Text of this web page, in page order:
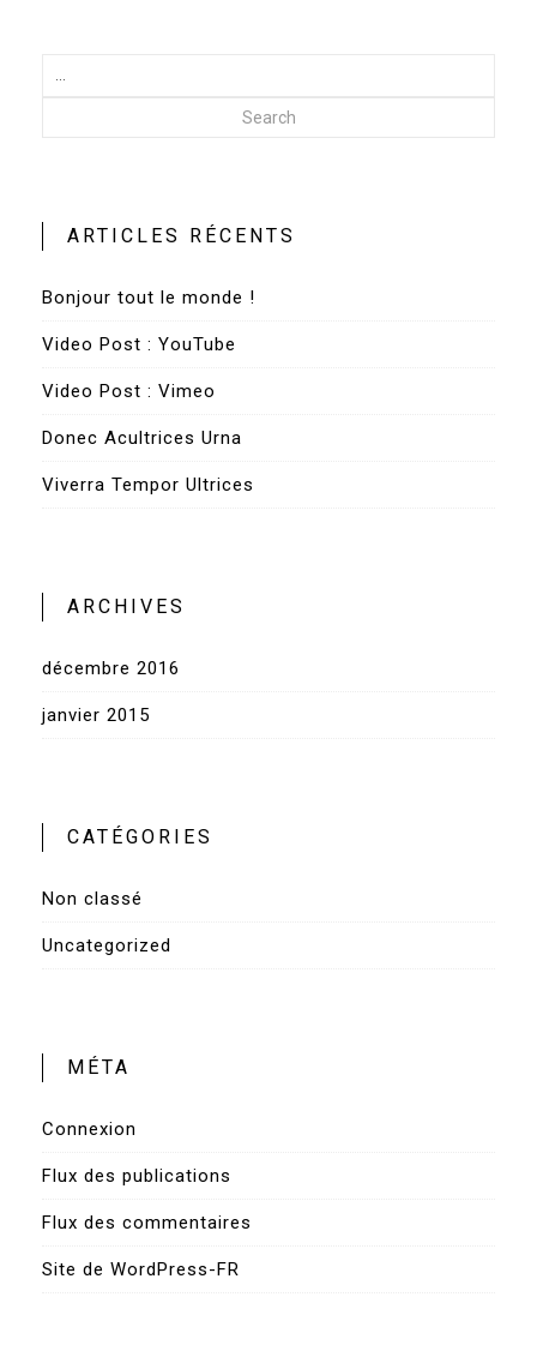
Search
ARTICLES RÉCENTS
Bonjour tout le monde !
Video Post : YouTube
Video Post : Vimeo
Donec Acultrices Urna
Viverra Tempor Ultrices
ARCHIVES
décembre 2016
janvier 2015
CATÉGORIES
Non classé
Uncategorized
MÉTA
Connexion
Flux des publications
Flux des commentaires
Site de WordPress-FR